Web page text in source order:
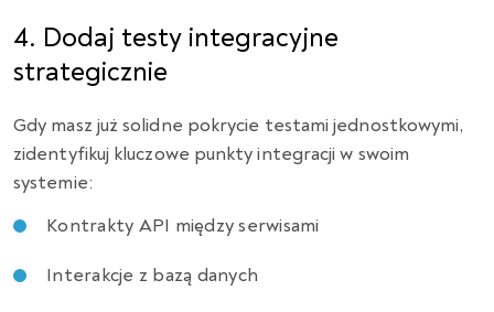
4. Dodaj testy integracyjne
strategicznie
Gdy masz już solidne pokrycie testami jednostkowymi,
zidentyfikuj kluczowe punkty integracji w swoim
systemie:
Kontrakty API między serwisami
Interakcje z bazą danych